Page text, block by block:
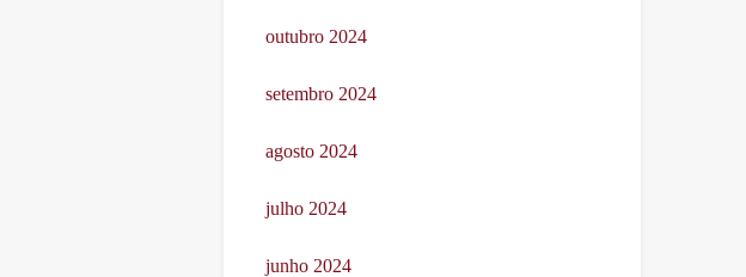
outubro 2024
setembro 2024
agosto 2024
julho 2024
junho 2024